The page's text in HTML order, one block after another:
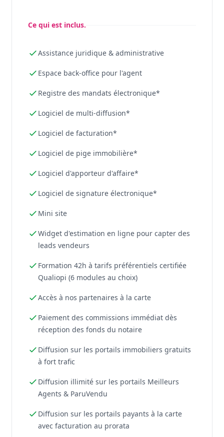
Ce qui est inclus.
Assistance juridique & administrative
Espace back-office pour l'agent
Registre des mandats électronique*
Logiciel de multi-diffusion*
Logiciel de facturation*
Logiciel de pige immobilière*
Logiciel d'apporteur d'affaire*
Logiciel de signature électronique*
Mini site
Widget d'estimation en ligne pour capter des
leads vendeurs
Formation 42h à tarifs préférentiels certifiée
Qualiopi (6 modules au choix)
Accès à nos partenaires à la carte
Paiement des commissions immédiat dès
réception des fonds du notaire
Diffusion sur les portails immobiliers gratuits
à fort trafic
Diffusion illimité sur les portails Meilleurs
Agents & ParuVendu
Diffusion sur les portails payants à la carte
avec facturation au prorata